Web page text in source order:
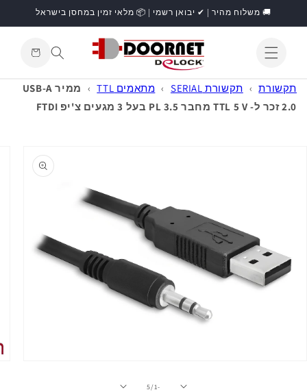
דילוג🚚 משלוח מהיר | ✔ יבואן רשמי | 📦 מלאי זמין במחסן בישראל
התחברות
קניות
תקשורת › תקשורת SERIAL › מתאמים TTL ›
ממיר USB-A
2.0 זכר ל- TTL 5 V מחבר PL 3.5 בעל 3 מגעים צ'יפ FTDI
-1
/מתוך
5